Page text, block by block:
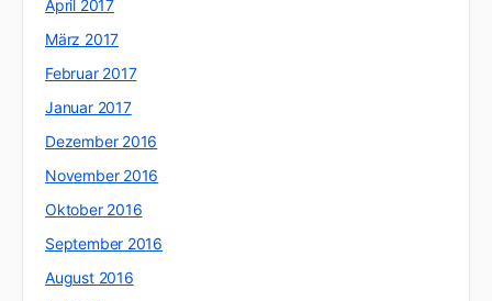
April 2017
März 2017
Februar 2017
Januar 2017
Dezember 2016
November 2016
Oktober 2016
September 2016
August 2016